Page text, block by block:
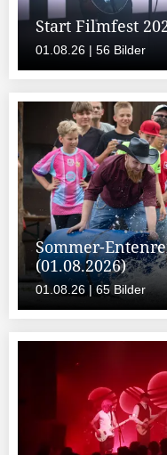
Start Filmfest
01.08.26 | 56 Bilder
Sommer-
(01.08.2026)
01.08.26 | 65 Bilder